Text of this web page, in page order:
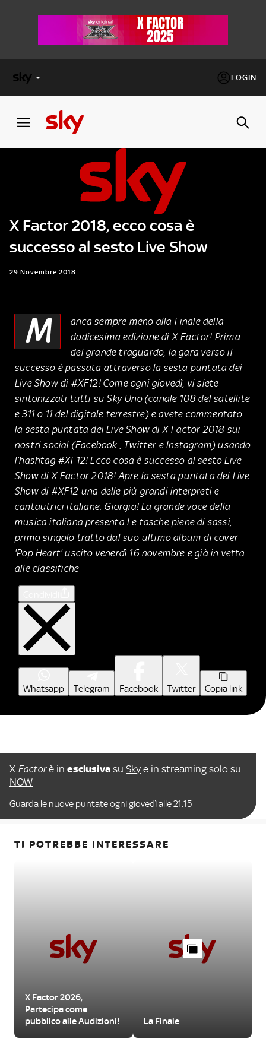
LOGIN
FACTOR
Cos’altro vedere:
PROGRAMMI SKY
Un mondo di offerte:
SKY.IT
X Factor 2018, ecco cosa è
successo al sesto Live Show
29 Novembre 2018
M
anca sempre meno alla Finale della
dodicesima edizione di X Factor! Prima
del grande traguardo, la gara verso il
successo è passata attraverso la sesta puntata dei
Live Show di #XF12! Come ogni giovedì, vi siete
sintonizzati tutti su Sky Uno (canale 108 del satellite
e 311 o 11 del digitale terrestre) e avete commentato
la sesta puntata dei Live Show di X Factor 2018 sui
nostri social (Facebook , Twitter e Instagram) usando
l’hashtag #XF12! Ecco cosa è successo al sesto Live
Show di X Factor 2018! Apre la sesta puntata dei Live
Show di #XF12 una delle più grandi interpreti e
cantautrici italiane: Giorgia! La grande voce della
musica italiana presenta Le tasche piene di sassi,
primo singolo tratto dal suo ultimo album di cover
'Pop Heart' uscito venerdì 16 novembre e già in vetta
alle classifiche
Whatsapp Telegram Facebook Twitter Copia link
X Factorè in esclusiva su Sky e in streaming solo su
NOW
Guarda le nuove puntate ogni giovedì alle 21.15
TI POTREBBE INTERESSARE
X Factor 2026,
Partecipa come
pubblico alle Audizioni!
La Finale